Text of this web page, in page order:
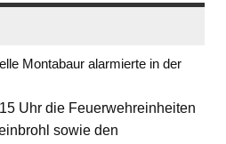
Montabaur alarmierte in der
Uhr die Feuerwehreinheiten
sowie den